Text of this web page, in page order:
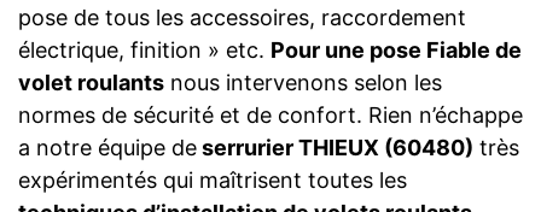
pose de tous les accessoires, raccordement
électrique, finition » etc. Pour une pose Fiable de
volet roulants nous intervenons selon les
normes de sécurité et de confort. Rien n’échappe
a notre équipe deserrurier THIEUX (60480) très
expérimentés qui maîtrisent toutes les